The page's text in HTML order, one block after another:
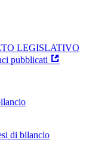
LEGISLATIVO
pubblicati
di bilancio